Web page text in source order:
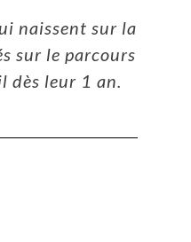
naissent sur la
sur le parcours
dès leur 1 an.